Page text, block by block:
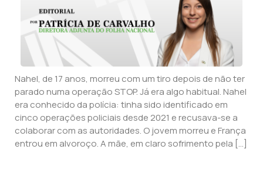
Nahel, de 17 anos, morreu com um tiro depois de não ter
parado numa operação STOP. Já era algo habitual. Nahel
era conhecido da polícia: tinha sido identificado em
cinco operações policiais desde 2021 e recusava-se a
colaborar com as autoridades. O jovem morreu e França
entrou em alvoroço. A mãe, em claro sofrimento pela […]